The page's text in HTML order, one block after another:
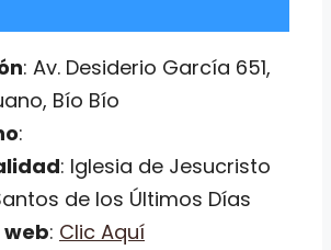
: Av. Desiderio García 651,
Bío Bío
:
: Iglesia de Jesucristo
de los Últimos Días
web: Clic Aquí